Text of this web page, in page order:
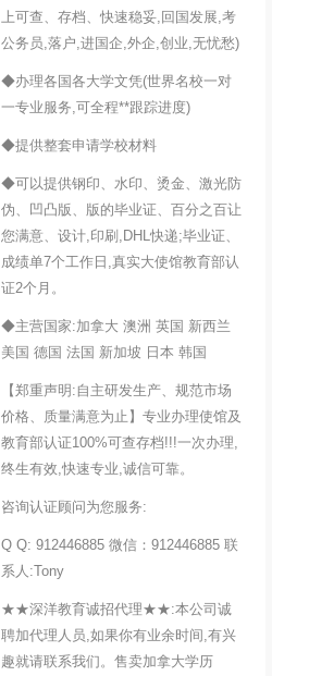
上可查、存档、快速稳妥,回国发展,考
公务员,落户,进国企,外企,创业,无忧愁)
◆办理各国各大学文凭(世界名校一对
一专业服务,可全程**跟踪进度)
◆提供整套申请学校材料
◆可以提供钢印、水印、烫金、激光防
伪、凹凸版、版的毕业证、百分之百让
您满意、设计,印刷,DHL快递;毕业证、
成绩单7个工作日,真实大使馆教育部认
证2个月。
◆主营国家:加拿大 澳洲 英国 新西兰
美国 德国 法国 新加坡 日本 韩国
【郑重声明:自主研发生产、规范市场
价格、质量满意为止】专业办理使馆及
教育部认证100%可查存档!!!一次办理,
终生有效,快速专业,诚信可靠。
咨询认证顾问为您服务:
Q Q: 912446885 微信：912446885 联
系人:Tony
★★深洋教育诚招代理★★:本公司诚
聘加代理人员,如果你有业余时间,有兴
趣就请联系我们。售卖加拿大学历